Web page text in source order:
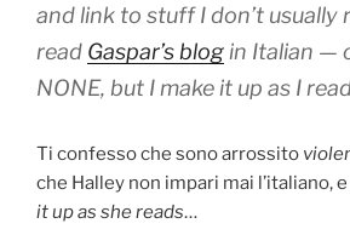
and link to stuff I don’t usually
read Gaspar’s blog in Italian —
NONE, but I make it up as I
Ti confesso che sono arrossito
che Halley non impari mai l’italiano,
it up as she reads…